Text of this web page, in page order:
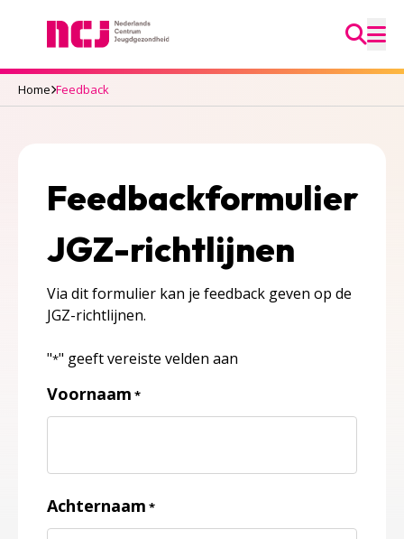
Ga
Home Feedback
Feedbackformulier
JGZ-richtlijnen
Via dit formulier kan je feedback geven op de
JGZ-richtlijnen.
"*" geeft vereiste velden aan
Voornaam *
Achternaam *